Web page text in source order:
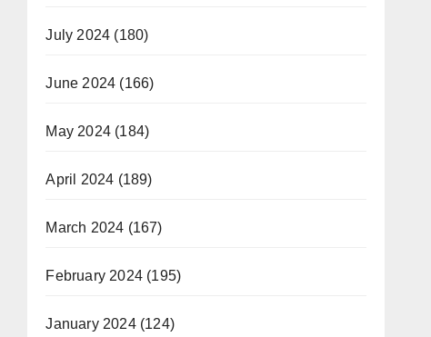
July 2024 (180)
June 2024 (166)
May 2024(184)
April 2024 (189)
March 2024 (167)
February 2024(195)
January 2024(124)